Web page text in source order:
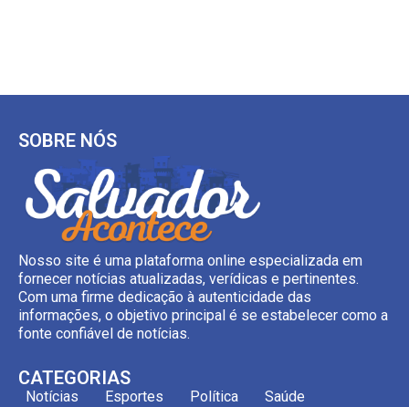
SOBRE NÓS
Nosso site é uma plataforma online especializada em
fornecer notícias atualizadas, verídicas e pertinentes.
Com uma firme dedicação à autenticidade das
informações, o objetivo principal é se estabelecer como a
fonte confiável de notícias.
CATEGORIAS
Notícias Esportes Política Saúde